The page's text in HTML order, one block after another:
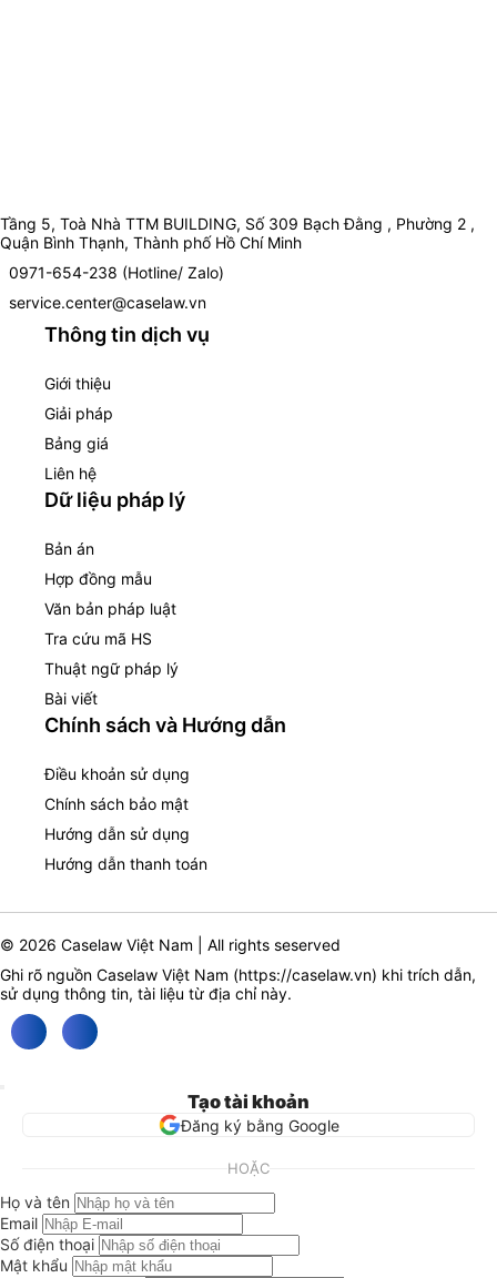
Tầng 5, Toà Nhà TTM BUILDING, Số 309 Bạch Đằng , Phường 2 ,
Quận Bình Thạnh, Thành phố Hồ Chí Minh
0971-654-238 (Hotline/ Zalo)
service.center@caselaw.vn
Thông tin dịch vụ
Giới thiệu
Giải pháp
Bảng giá
Liên hệ
Dữ liệu pháp lý
Bản án
Hợp đồng mẫu
Văn bản pháp luật
Tra cứu mã HS
Thuật ngữ pháp lý
Bài viết
Chính sách và Hướng dẫn
Điều khoản sử dụng
Chính sách bảo mật
Hướng dẫn sử dụng
Hướng dẫn thanh toán
© 2026 Caselaw Việt Nam | All rights seserved
Ghi rõ nguồn Caselaw Việt Nam (https://caselaw.vn) khi trích dẫn,
sử dụng thông tin, tài liệu từ địa chỉ này.
Tạo tài khoản
Đăng ký bằng Google
HOẶC
Họ và tên
Email
Số điện thoại
Mật khẩu